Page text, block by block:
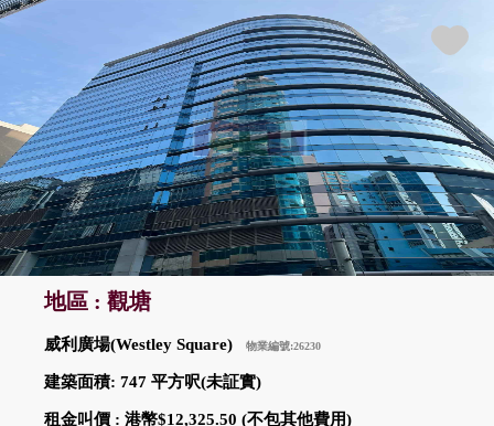
地區 : 觀塘
威利廣場(Westley Square) 物業編號:26230
建築面積: 747 平方呎(未証實)
租金叫價 : 港幣$12,325.50 (不包其他費用)